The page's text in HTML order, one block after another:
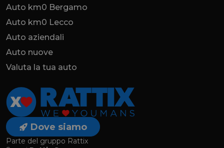
Auto km0 Bergamo
Auto km0 Lecco
Auto aziendali
Auto nuove
Valuta la tua auto
Dove siamo
Parte del gruppo Rattix